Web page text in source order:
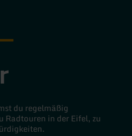
du regelmäßig
Radtouren in der Eifel, zu